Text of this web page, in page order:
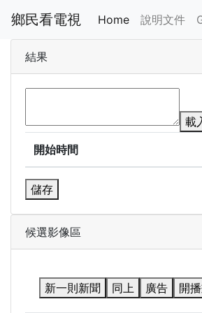
鄉民看電視 Home 說明文件
結果
載
開始時間
儲存
候選影像區
新一則新聞 同上 廣告 開